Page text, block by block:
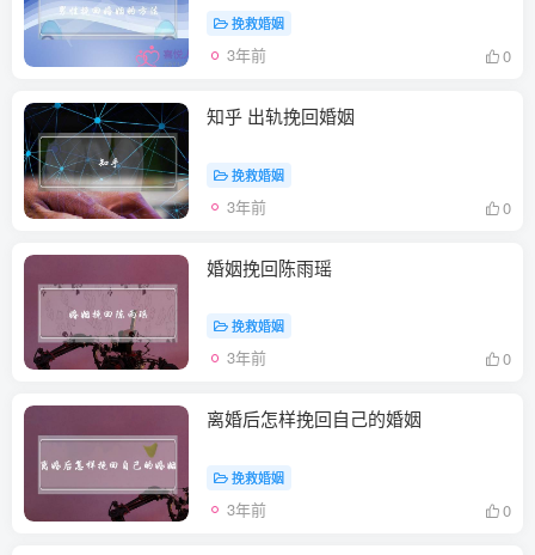
挽救婚姻
3年前 0
知乎 出轨挽回婚姻
挽救婚姻
3年前 0
婚姻挽回陈雨瑶
挽救婚姻
3年前 0
离婚后怎样挽回自己的婚姻
挽救婚姻
3年前 0